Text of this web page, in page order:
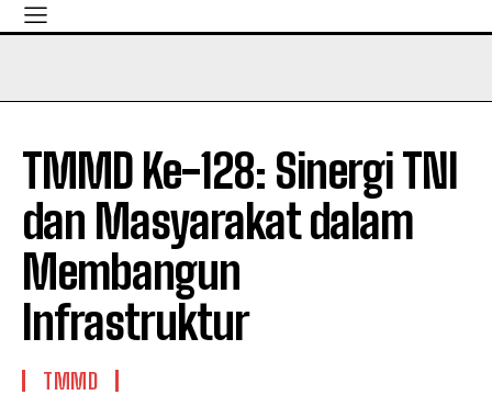
TMMD Ke-128: Sinergi TNI
dan Masyarakat dalam
Membangun
Infrastruktur
TMMD